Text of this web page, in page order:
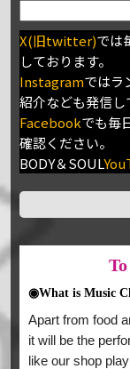
X(旧twitter)では
しております。
Instagramではラ
紹介なども発信し
Facebookでも毎
確認ください。
BODY＆SOUL
To
◉What is Music
Apart from food
it will be the
like our shop